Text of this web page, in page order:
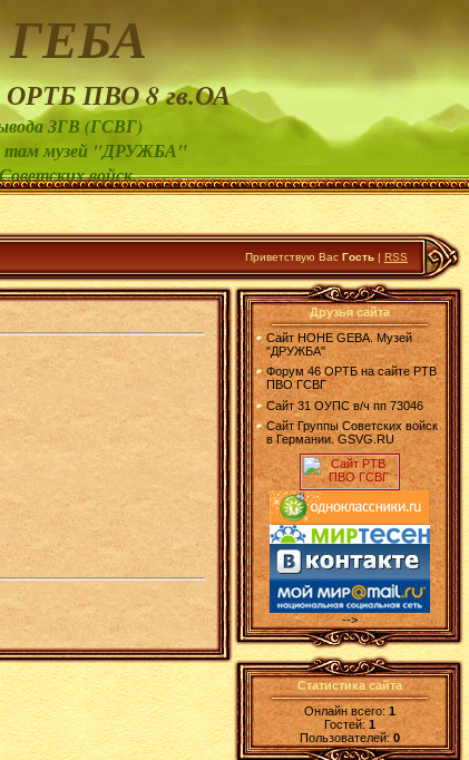
ОРТБ ПВО 8 гв.ОА
ЗГВ (ГСВГ)
там музей "ДРУЖБА"
войск.
Приветствую Вас Гость | RSS
Друзья сайта
Сайт HOHE GEBA. Музей
"ДРУЖБА"
Форум 46 ОРТБ на сайте РТВ
ПВО ГСВГ
Сайт 31 ОУПС в/ч пп 73046
Сайт Группы Советских войск
в Германии. GSVG.RU
-->
Статистика сайта
Онлайн всего: 1
Гостей:1
Пользователей:0